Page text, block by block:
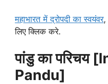
महाभारत में द्रोपदी का स्वयंवर,
लिए क्लिक करे.
पांडु का
Pandu]